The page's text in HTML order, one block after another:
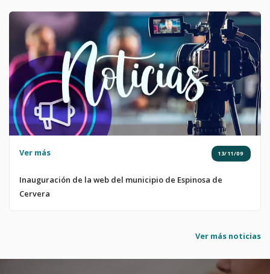
Ver más 13/11/09
Inauguración de la web del municipio de Espinosa de
Cervera
Ver más noticias